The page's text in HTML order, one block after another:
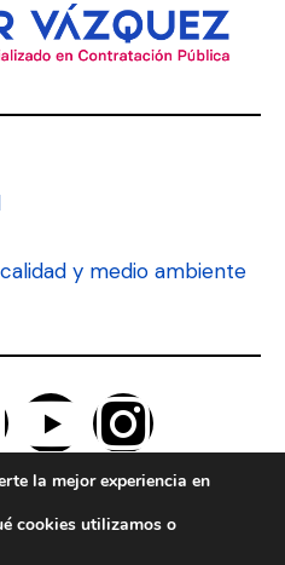
y medio ambiente
la mejor experiencia en
cookies utilizamos o